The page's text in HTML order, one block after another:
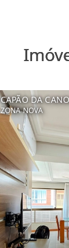
CAPÃO DA
ZONA NOVA